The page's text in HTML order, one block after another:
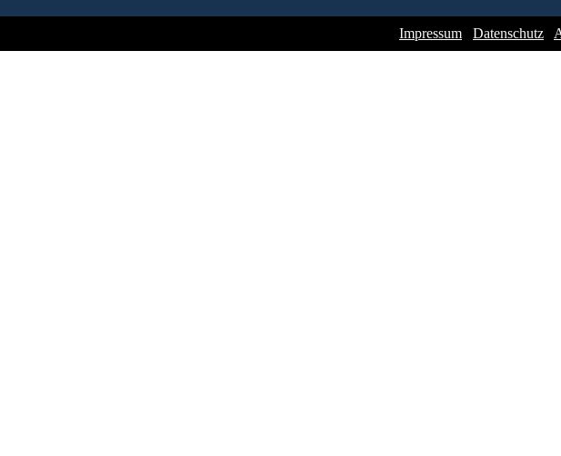
Impressum Datenschutz